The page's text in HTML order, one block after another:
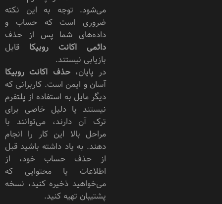
می‌شود. توجه به این نکته
ضروری است که حساب و
داده‌های شما پس از حذف
دائمی اکانت روبیکا قابل
بازیابی نیستند.
در پایان،حذف اکانت روبیکا
آسان و ایمن است. کاربرانی که
دیگر مایل به استفاده از پلتفرم
نیستند یا دلیل خاصی برای
ترک آن دارند، می‌توانند با
مراحل بالا این کار را انجام
دهند. به یاد داشته باشید قبل
از حذف حساب خود، از
اطلاعات یا محتوایی که
می‌خواهید ذخیره کنید، نسخه
پشتیبان تهیه کنید.